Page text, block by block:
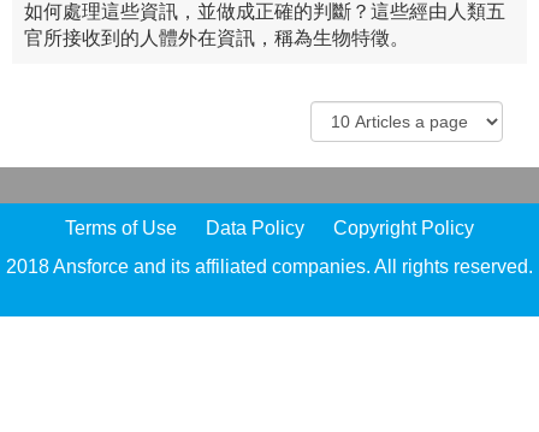
如何處理這些資訊，並做成正確的判斷？這些經由人類五
官所接收到的人體外在資訊，稱為生物特徵。
Terms of Use Data Policy
Copyright Policy
2018 Ansforce and its affiliated companies. All rights reserved.